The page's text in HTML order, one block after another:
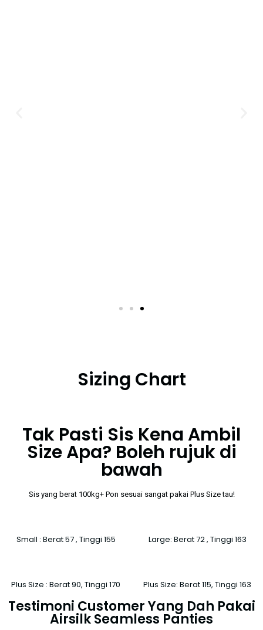
Sizing Chart
Tak Pasti Sis Kena Ambil
Size Apa? Boleh rujuk di
bawah
Sis yang berat 100kg+ Pon sesuai sangat pakai Plus Size tau!
Small : Berat 57 , Tinggi 155 Large: Berat 72 , Tinggi 163
Plus Size : Berat 90, Tinggi 170 Plus Size: Berat 115, Tinggi 163
Testimoni Customer Yang Dah Pakai
Airsilk Seamless Panties